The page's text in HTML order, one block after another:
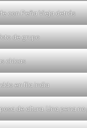
con Peña Vieja detrás
de grupo
chicas
en fila india
de altura. Una pena